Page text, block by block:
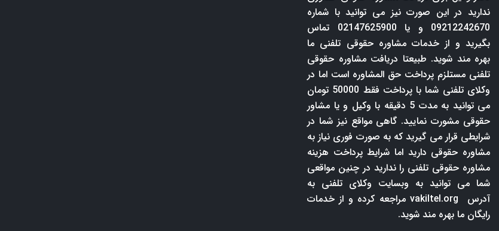
ندارید در این صورت نیز می توانید با شماره
09212242670 و یا 02147625900 تماس
بگیرید و از خدمات مشاوره حقوقی تلفنی ما
بهره مند شوید. طبیعتا دریافت مشاوره حقوقی
تلفنی مستلزم پرداخت حق المشاوره است اما در
وکلای تلفنی شما با پرداخت فقط 50000 تومان
می توانید به مدت 5 دقیقه با وکیل و یا مشاور
حقوقی مشورت نمایید. گاهی مواقع نیز شما در
شرایطی قرار می گیرید که به صورت فوری نیاز به
مشاوره حقوقی دارید اما شرایط پرداخت هزینه
مشاوره حقوقی تلفنی را ندارید در چنین مواقعی
شما می توانید به وبسایت وکلای تلفنی به
آدرس
vakiltel.orgمراجعه کرده و از خدمات
رایگان ما بهره مند شوید.